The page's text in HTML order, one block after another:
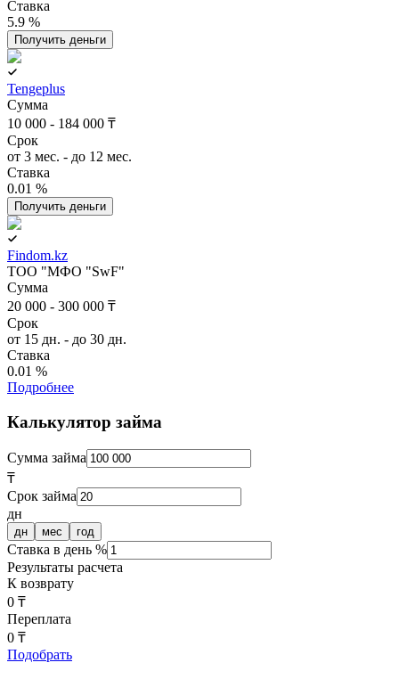
Ставка
5.9 %
Получить деньги
Tengeplus
Сумма
10 000 - 184 000 ₸
Срок
от 3 мес. - до 12 мес.
Ставка
0.01 %
Получить деньги
Findom.kz
ТОО "МФО "SwF"
Сумма
20 000 - 300 000 ₸
Срок
от 15 дн. - до 30 дн.
Ставка
0.01 %
Подробнее
Калькулятор займа
Сумма займа
₸
Срок займа
дн
дн мес год
Ставка в день %
Результаты расчета
К возврату
0 ₸
Переплата
0 ₸
Подобрать